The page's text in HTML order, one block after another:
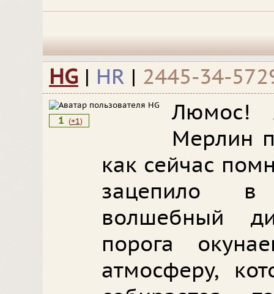
HG | HR | 2445-34-
1 (+1)
Люмос!
Мерлин
как сейчас
зацепило
волшебный
порога
атмосферу,